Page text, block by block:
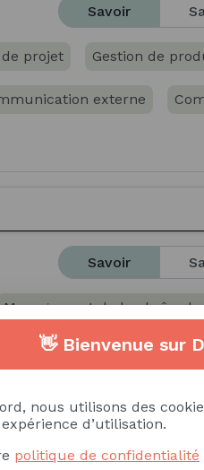
et exploitation
industrielle
Responsable
Savoir
projet Gestion de
externe
Savoir
Management de la chaîne
changement Démarche
(QHSE)
des coûts
👋 Bienvenue sur
nous utilisons des
d’utilisation.
politique de confidentialité